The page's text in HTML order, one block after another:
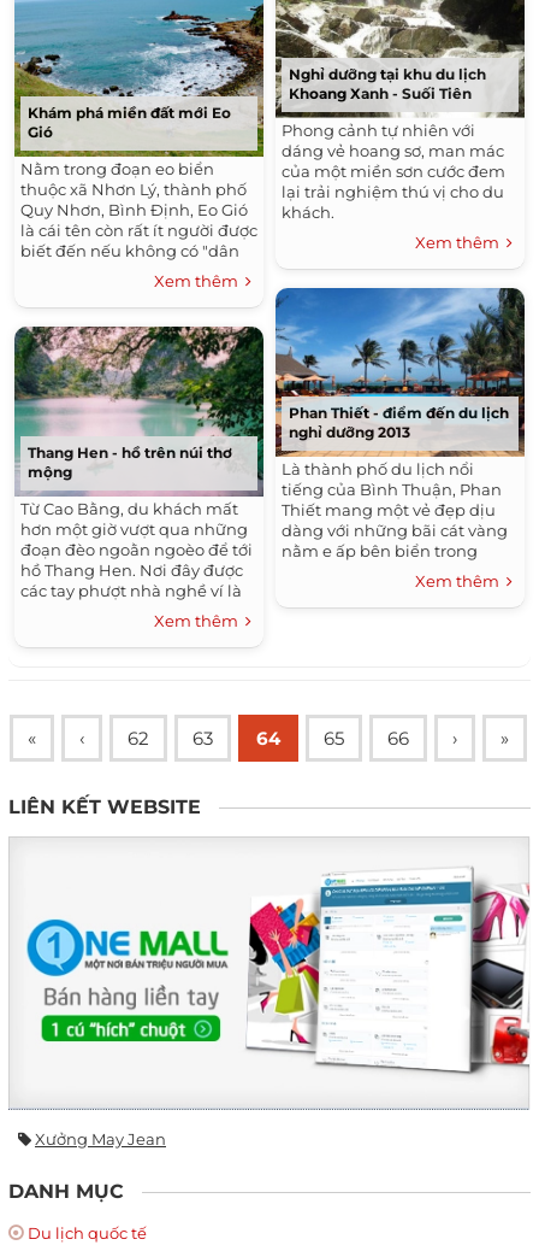
Khám phá miền đất mới Eo
Gió
Nằm trong đoạn eo biển
thuộc xã Nhơn Lý, thành phố
Quy Nhơn, Bình Định, Eo Gió
là cái tên còn rất ít người được
biết đến nếu không có "dân
Xem thêm
Thang Hen - hồ trên núi thơ
mộng
Từ Cao Bằng, du khách mất
hơn một giờ vượt qua những
đoạn đèo ngoằn ngoèo để tới
hồ Thang Hen. Nơi đây được
các tay phượt nhà nghề ví là
Xem thêm
Nghỉ dưỡng tại khu du lịch
Khoang Xanh - Suối Tiên
Phong cảnh tự nhiên với
dáng vẻ hoang sơ, man mác
của một miền sơn cước đem
lại trải nghiệm thú vị cho du
khách.
Xem thêm
Phan Thiết - điểm đến du lịch
nghỉ dưỡng 2013
Là thành phố du lịch nổi
tiếng của Bình Thuận, Phan
Thiết mang một vẻ đẹp dịu
dàng với những bãi cát vàng
nằm e ấp bên biển trong
xanh; đồi cát mang nhiều
hình dáng khác nhau khi
những cơn gió thổi qua.
Xem thêm
« ‹ 62 63 64 65 66 › »
LIÊN KẾT WEBSITE
Xưởng May Jean
DANH MỤC
Du lịch quốc tế